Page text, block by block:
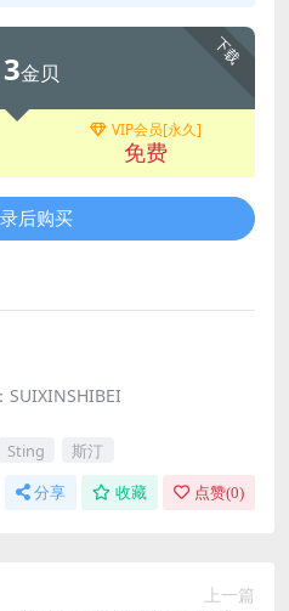
下载
3金贝
VIP会员[永久]
免费
后购买
SUIXINSHIBEI
Sting 斯汀
分享 收藏 点赞(0)
上一篇